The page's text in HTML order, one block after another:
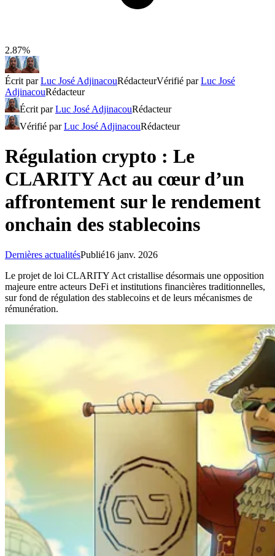
2.87%
Écrit parLuc José AdjinacouRédacteurVérifié parLuc José
AdjinacouRédacteur
Écrit parLuc José AdjinacouRédacteur
Vérifié parLuc José AdjinacouRédacteur
Régulation crypto : Le
CLARITY Act au cœur d’un
affrontement sur le rendement
onchain des stablecoins
Dernières actualitésPublié16 janv. 2026
Le projet de loi CLARITY Act cristallise désormais une opposition
majeure entre acteurs DeFi et institutions financières traditionnelles,
sur fond de régulation des stablecoins et de leurs mécanismes de
rémunération.